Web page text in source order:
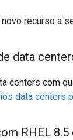
recurso a
data
centers com
data centers
RHEL 8.5